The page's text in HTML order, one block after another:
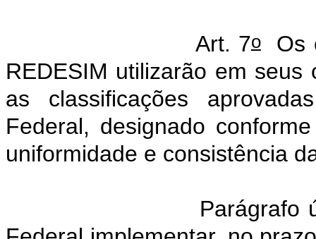
Art. 7oOs
REDESIM utilizarão em
as classificações
Federal, designado
uniformidade e consistência
Parágrafo